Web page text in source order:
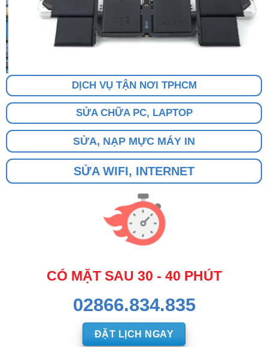
DỊCH VỤ TẬN NƠI TPHCM
SỬA CHỮA PC, LAPTOP
SỬA, NẠP MỰC MÁY IN
SỬA WIFI, INTERNET
CÓ MẶT SAU 30 - 40 PHÚT
02866.834.835
ĐẶT LỊCH NGAY